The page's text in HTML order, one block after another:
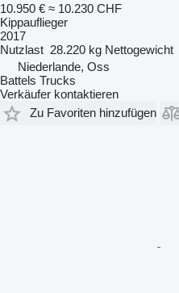
10.950 € ≈ 10.230 CHF
Kippauflieger
2017
Nutzlast 28.220 kg Nettogewicht
Niederlande, Oss
Battels Trucks
Verkäufer kontaktieren
Zu Favoriten hinzufügen